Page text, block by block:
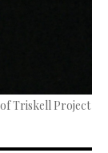
Triskell Project